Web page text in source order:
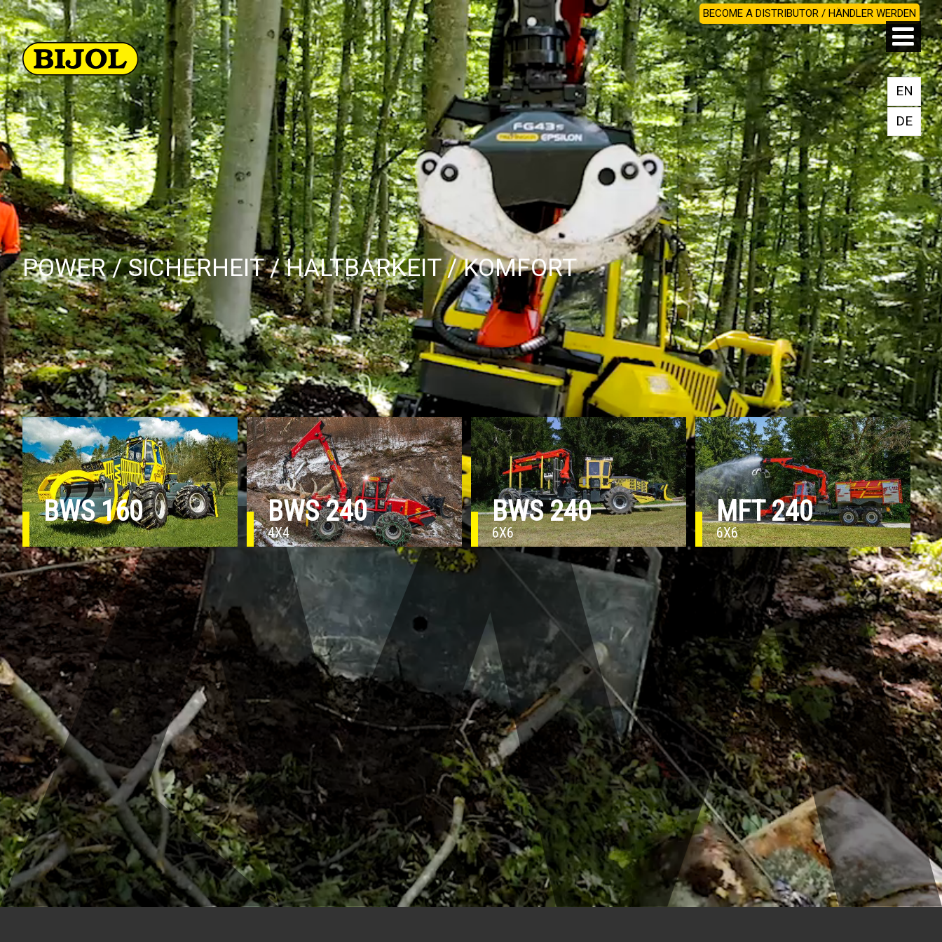
EN
DE
BECOME A DISTRIBUTOR / HÄNDLER WERDEN
POWER / SICHERHEIT / HALTBARKEIT / KOMFORT
BWS 160 BWS 240
4X4
BWS 240
6X6
MFT 240
6X6